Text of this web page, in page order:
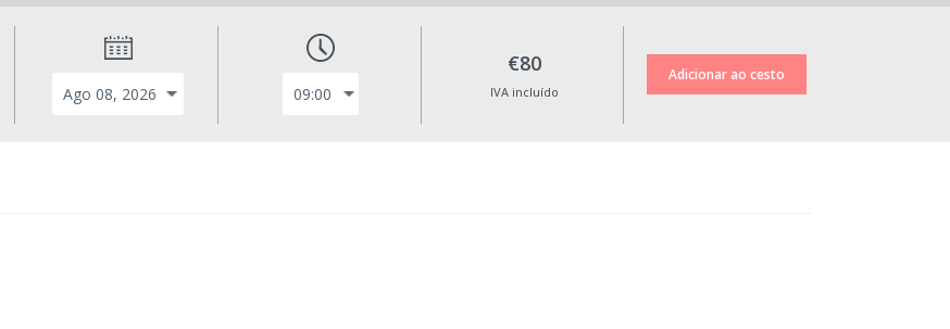
€80
IVA incluído